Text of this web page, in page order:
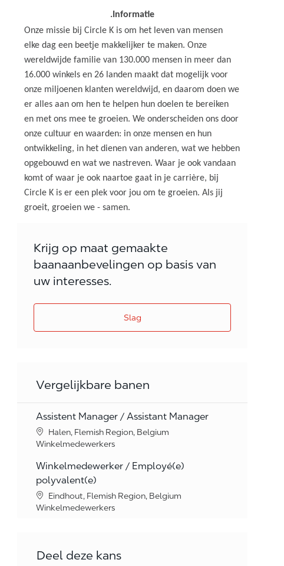
.Informatie
Onze missie bij Circle K is om het leven van mensen
elke dag een beetje makkelijker te maken. Onze
wereldwijde familie van 130.000 mensen in meer dan
16.000 winkels en 26 landen maakt dat mogelijk voor
onze miljoenen klanten wereldwijd, en daarom doen we
er alles aan om hen te helpen hun doelen te bereiken
en met ons mee te groeien. We onderscheiden ons door
onze cultuur en waarden: in onze mensen en hun
ontwikkeling, in het dienen van anderen, wat we hebben
opgebouwd en wat we nastreven. Waar je ook vandaan
komt of waar je ook naartoe gaat in je carrière, bij
Circle K is er een plek voor jou om te groeien. Als jij
groeit, groeien we - samen.
Krijg op maat gemaakte
baanaanbevelingen op basis van
uw interesses.
Slag
Vergelijkbare banen
Assistent Manager / Assistant Manager
Location
Halen, Flemish Region, Belgium
Category
Winkelmedewerkers
Winkelmedewerker / Employé(e)
polyvalent(e)
Location
Eindhout, Flemish Region, Belgium
Category
Winkelmedewerkers
Deel deze kans